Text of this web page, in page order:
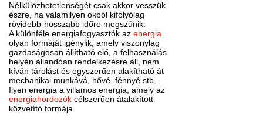
Nélkülözhetetlenségét csak akkor vesszük
észre, ha valamilyen okból kifolyólag
rövidebb-hosszabb időre megszűnik.
A különféle energiafogyasztók azenergia
olyan formáját igénylik, amely viszonylag
gazdaságosan állítható elő, a felhasználás
helyén állandóan rendelkezésre áll, nem
kíván tárolást és egyszerűen alakítható át
mechanikai munkává, hővé, fénnyé stb.
Ilyen energia a villamos energia, amely az
energiahordozók célszerűen átalakított
közvetítő formája.